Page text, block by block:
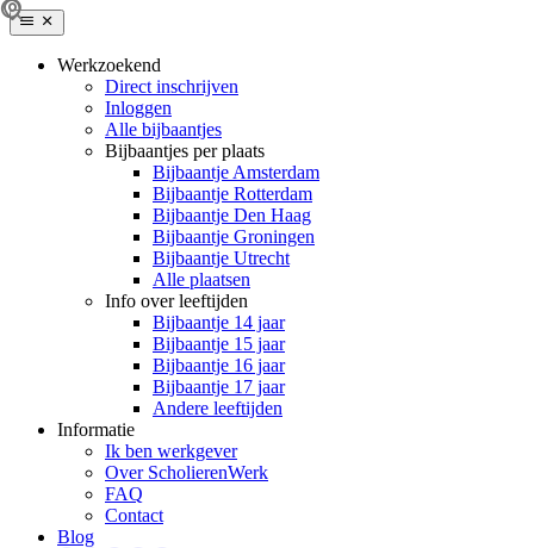
Werkzoekend
Direct inschrijven
Inloggen
Alle bijbaantjes
Bijbaantjes per plaats
Bijbaantje Amsterdam
Bijbaantje Rotterdam
Bijbaantje Den Haag
Bijbaantje Groningen
Bijbaantje Utrecht
Alle plaatsen
Info over leeftijden
Bijbaantje 14 jaar
Bijbaantje 15 jaar
Bijbaantje 16 jaar
Bijbaantje 17 jaar
Andere leeftijden
Informatie
Ik ben werkgever
Over ScholierenWerk
FAQ
Contact
Blog